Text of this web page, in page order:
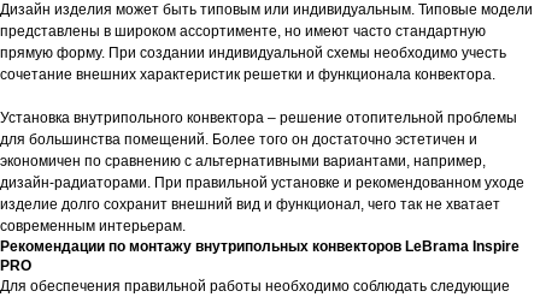
Дизайн изделия может быть типовым или индивидуальным. Типовые модели
представлены в широком ассортименте, но имеют часто стандартную
прямую форму. При создании индивидуальной схемы необходимо учесть
сочетание внешних характеристик решетки и функционала конвектора.
Установка внутрипольного конвектора – решение отопительной проблемы
для большинства помещений. Более того он достаточно эстетичен и
экономичен по сравнению с альтернативными вариантами, например,
дизайн-радиаторами. При правильной установке и рекомендованном уходе
изделие долго сохранит внешний вид и функционал, чего так не хватает
современным интерьерам.
Рекомендации по монтажу внутрипольных конвекторов LeBrama Inspire
PRO
Для обеспечения правильной работы необходимо соблюдать следующие